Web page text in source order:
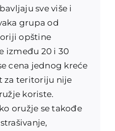
sve više i
grupa od
opštine
između 20 i 30
cena jednog kreće
za teritoriju nije
koriste.
oružje se takođe